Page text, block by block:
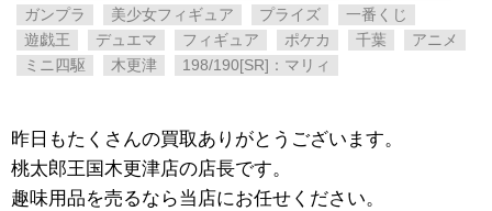
ガンプラ
美少女フィギュア プライズ
一番くじ
遊戯王
デュエマ フィギュア ポケカ 千葉
アニメ
ミニ四駆
木更津 198/190[SR]：マリィ
昨日もたくさんの買取ありがとうございます。
桃太郎王国木更津店の店長です。
趣味用品を売るなら当店にお任せください。